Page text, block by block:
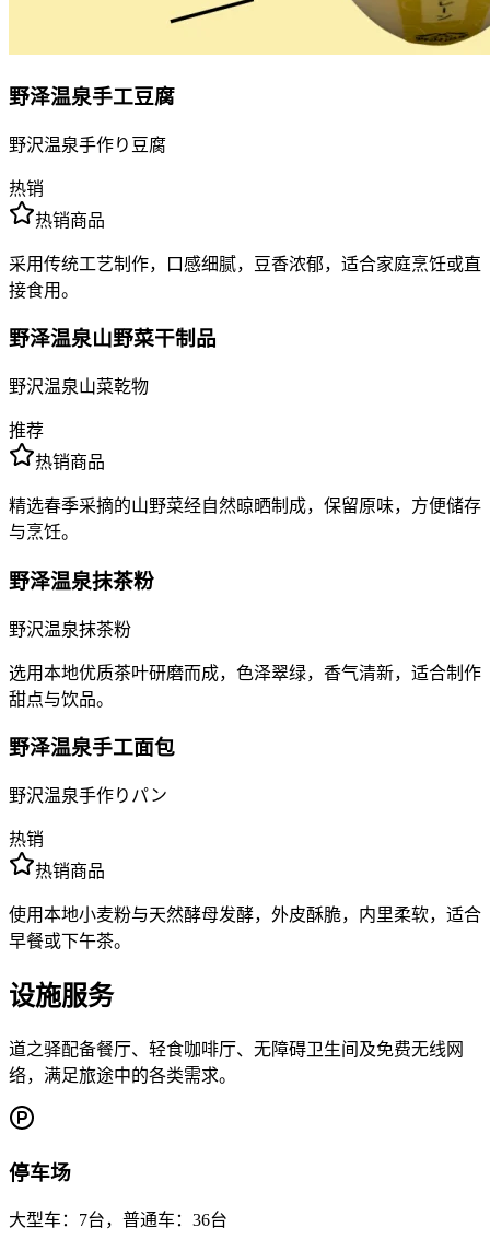
野泽温泉手工豆腐
野沢温泉手作り豆腐
热销
热销商品
采用传统工艺制作，口感细腻，豆香浓郁，适合家庭烹饪或直
接食用。
野泽温泉山野菜干制品
野沢温泉山菜乾物
推荐
热销商品
精选春季采摘的山野菜经自然晾晒制成，保留原味，方便储存
与烹饪。
野泽温泉抹茶粉
野沢温泉抹茶粉
选用本地优质茶叶研磨而成，色泽翠绿，香气清新，适合制作
甜点与饮品。
野泽温泉手工面包
野沢温泉手作りパン
热销
热销商品
使用本地小麦粉与天然酵母发酵，外皮酥脆，内里柔软，适合
早餐或下午茶。
设施服务
道之驿配备餐厅、轻食咖啡厅、无障碍卫生间及免费无线网
络，满足旅途中的各类需求。
停车场
大型车：7台，普通车：36台